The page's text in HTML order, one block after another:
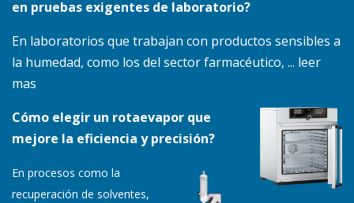
en pruebas exigentes de laboratorio?
En laboratorios que trabajan con productos sensibles a
la humedad, como los del sector farmacéutico, ... leer
mas
Cómo elegir un rotaevapor que
mejore la eficiencia y precisión?
En procesos como la
recuperación de solventes,